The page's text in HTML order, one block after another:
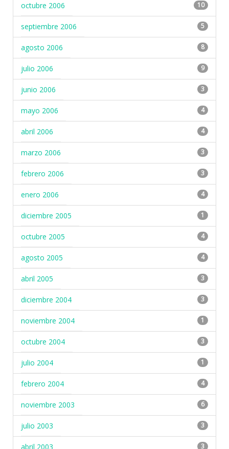
octubre 2006 10
septiembre 2006 5
agosto 2006 8
julio 2006 9
junio 2006 3
mayo 2006 4
abril 2006 4
marzo 2006 3
febrero 2006 3
enero 2006 4
diciembre 2005 1
octubre 2005 4
agosto 2005 4
abril 2005 3
diciembre 2004 3
noviembre 2004 1
octubre 2004 3
julio 2004 1
febrero 2004 4
noviembre 2003 6
julio 2003 3
abril 2003 3